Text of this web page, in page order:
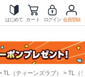
はじめて カート ログイン 会員登録
TL（ティーンズラブ） TL（